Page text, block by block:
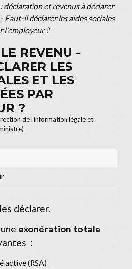
déclaration et revenus à déclarer
Faut-il déclarer les aides sociales
l'employeur ?
REVENU -
LES
ET LES
PAR
?
de l'information légale et
déclarer.
exonération totale
:
active (RSA)